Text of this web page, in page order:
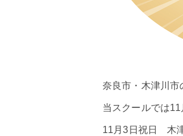
奈良市・木津川市
当スクールでは11
11月3日祝日 木